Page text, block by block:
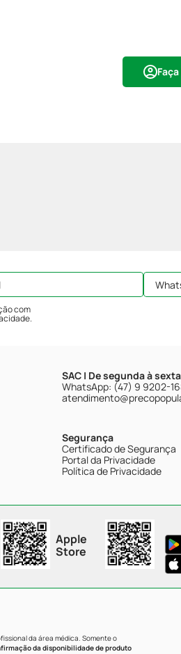
com
.
SAC | De segunda à
WhatsApp: (47) 9 9202-
Segurança
Certificado de Segurança
Portal da Privacidade
Política de Privacidade
Apple
Store
da área médica. Somente o
da disponibilidade de produto